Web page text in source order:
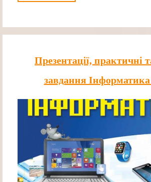
Презентації, практичні
завдання